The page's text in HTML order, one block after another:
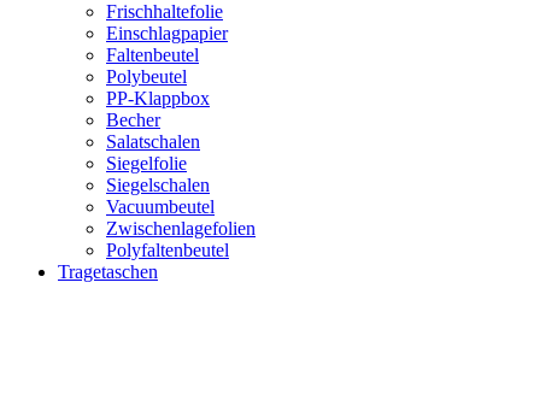
Frischhaltefolie
Einschlagpapier
Faltenbeutel
Polybeutel
PP-Klappbox
Becher
Salatschalen
Siegelfolie
Siegelschalen
Vacuumbeutel
Zwischenlagefolien
Polyfaltenbeutel
Tragetaschen